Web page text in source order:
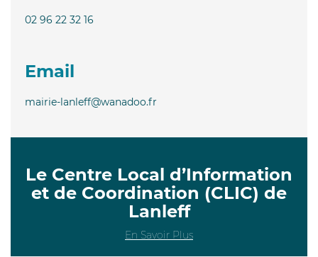
02 96 22 32 16
Email
mairie-lanleff@wanadoo.fr
Le Centre Local d’Information
et de Coordination (CLIC) de
Lanleff
En Savoir Plus